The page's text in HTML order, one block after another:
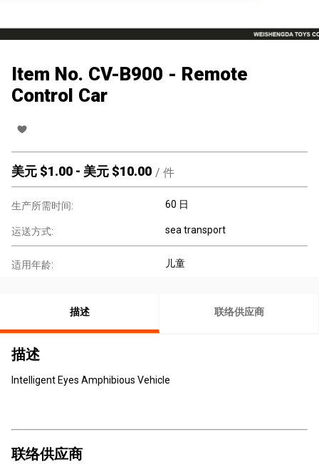
Item No. CV-B900 - Remote
Control Car
美元 $1.00 - 美元 $10.00 / 件
生产所需时间: 60 日
运送方式: sea transport
适用年龄: 儿童
描述 联络供应商
描述
Intelligent Eyes Amphibious Vehicle
联络供应商